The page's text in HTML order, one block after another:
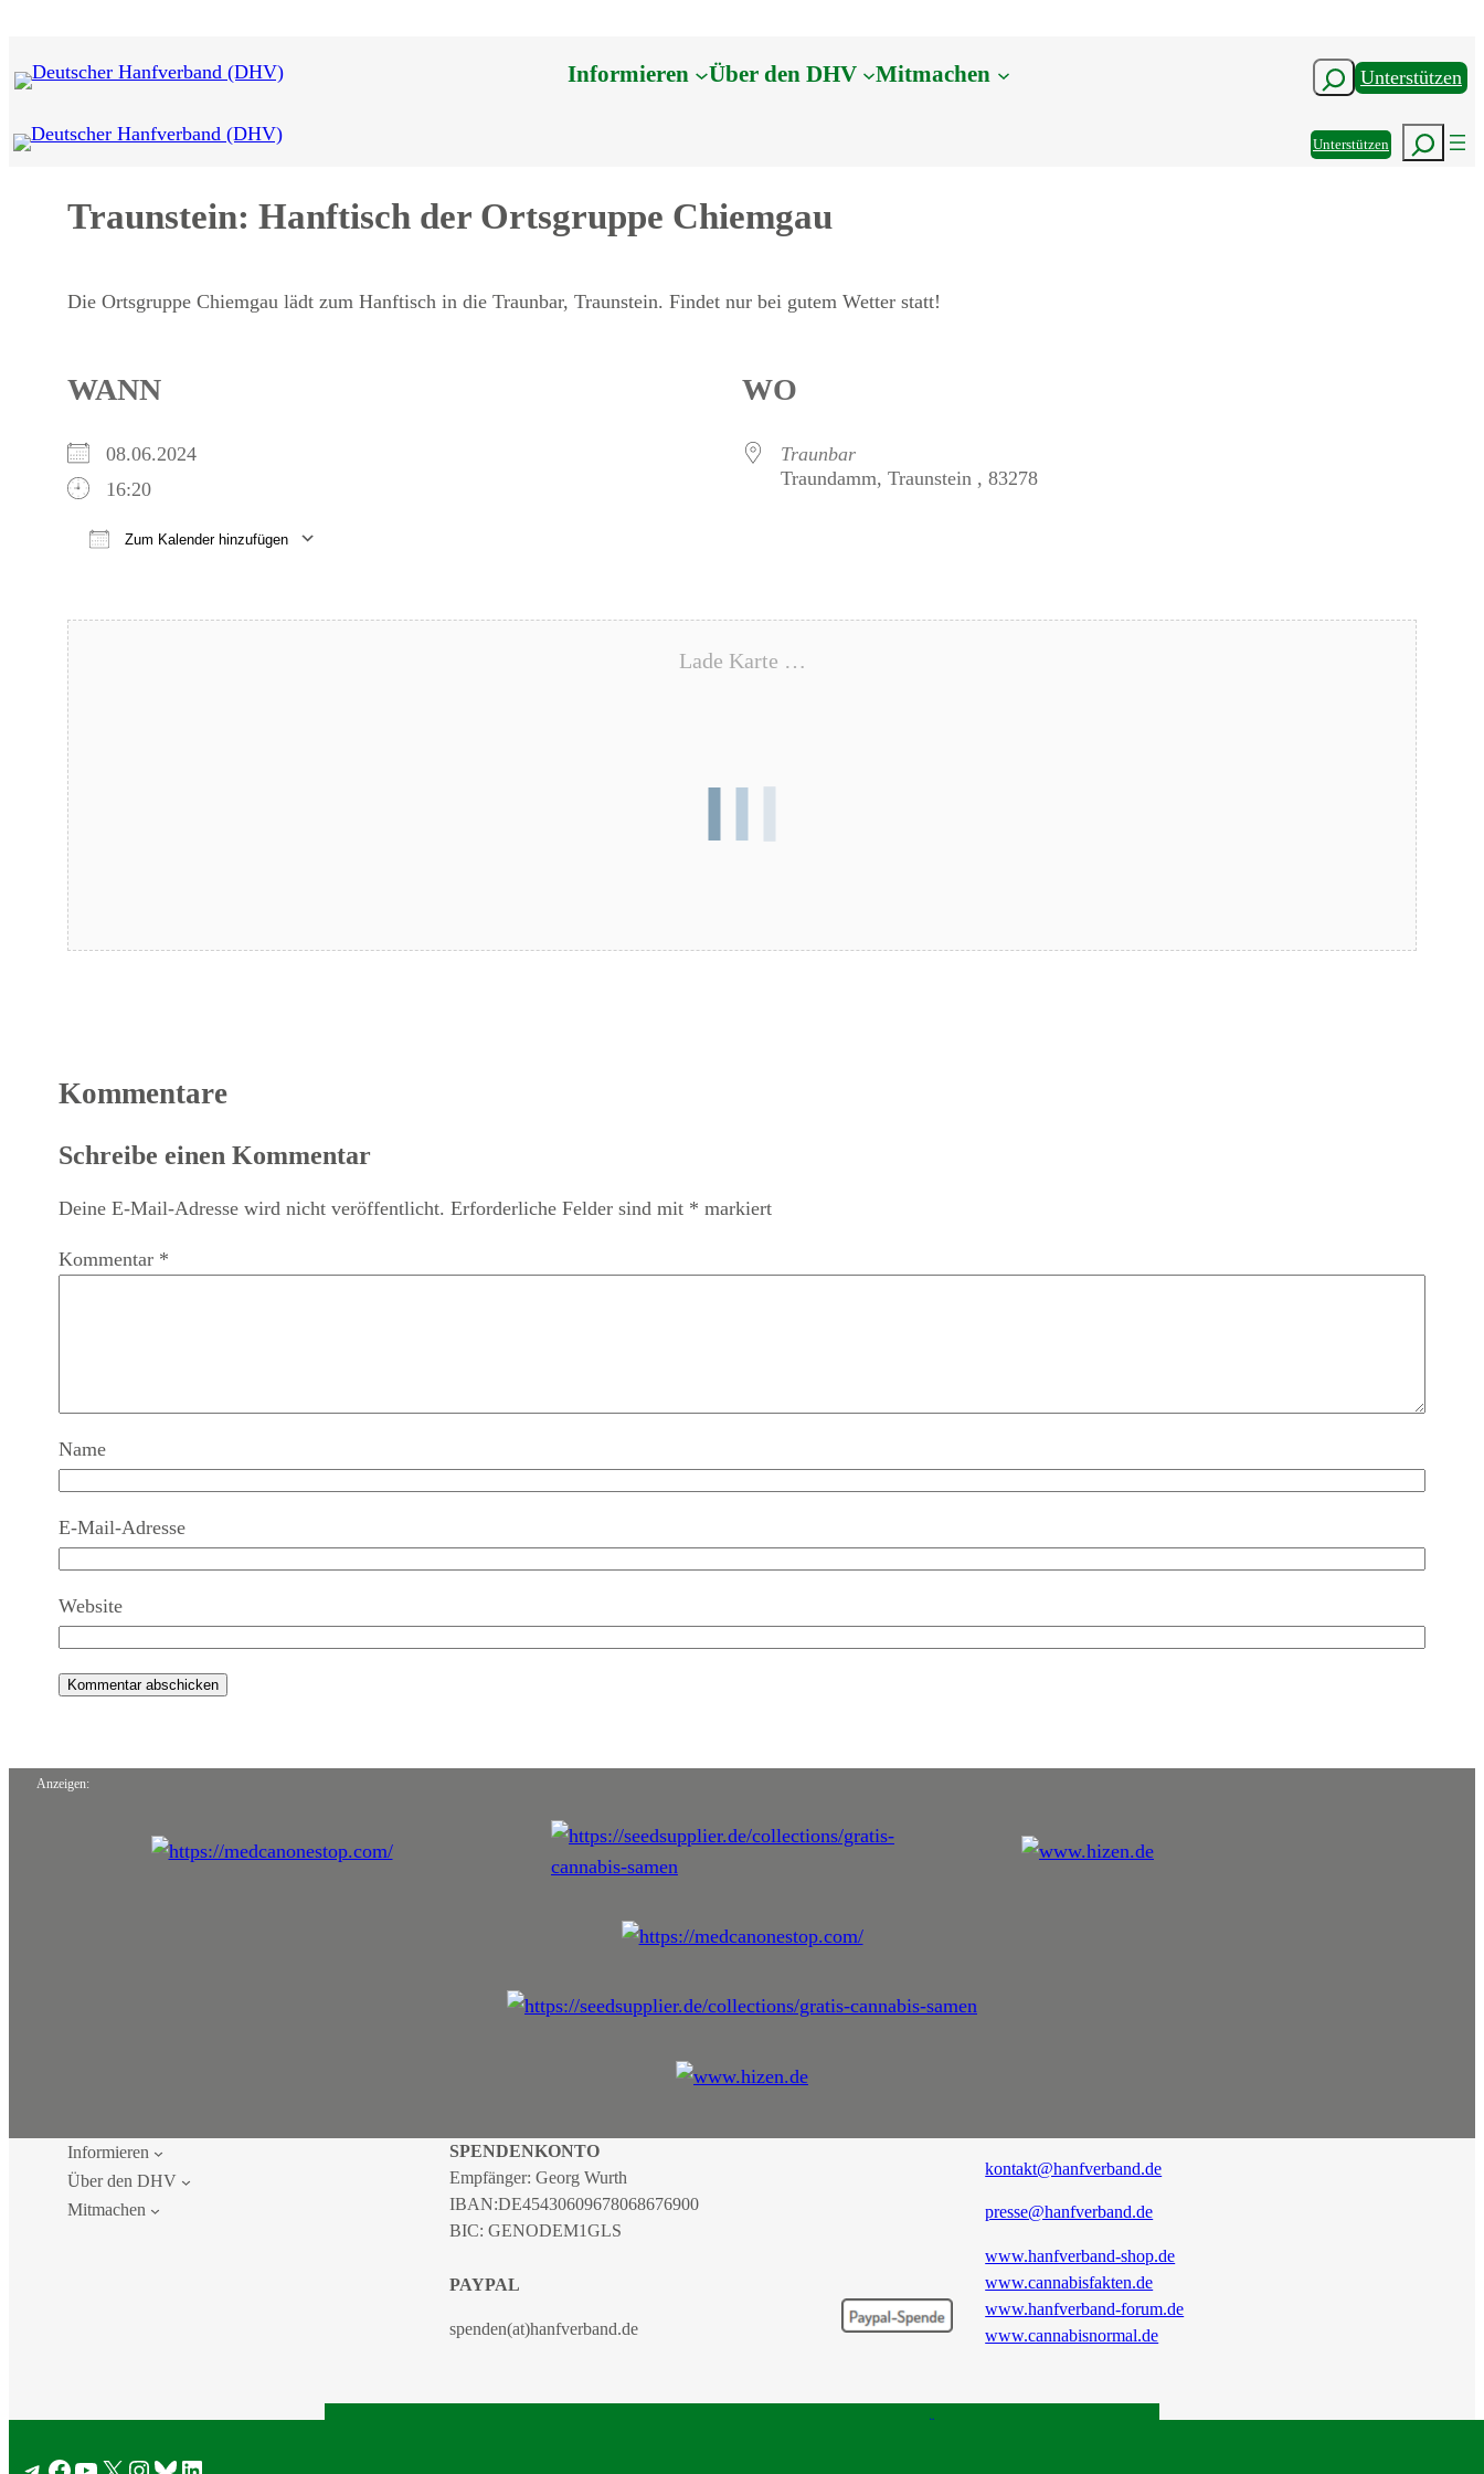
springen
Informieren Über den DHV Mitmachen SuchenUnterstützen
UnterstützenSuchen
Traunstein: Hanftisch der Ortsgruppe Chiemgau
Die Ortsgruppe Chiemgau lädt zum Hanftisch in die Traunbar, Traunstein. Findet nur bei gutem Wetter statt!
WANN
08.06.2024
16:20
Zum Kalender hinzufügen
WO
Traunbar
Traundamm, Traunstein , 83278
Lade Karte …
Kommentare
Schreibe einen Kommentar
Deine E-Mail-Adresse wird nicht veröffentlicht. Erforderliche Felder sind mit * markiert
Kommentar *
Name
E-Mail-Adresse
Website
Anzeigen:
Informieren
Über den DHV
Mitmachen
SPENDENKONTO
Empfänger: Georg Wurth
IBAN:DE45430609678068676900
BIC: GENODEM1GLS
PAYPAL
spenden(at)hanfverband.de
kontakt@hanfverband.de
presse@hanfverband.de
www.hanfverband-shop.de
www.cannabisfakten.de
www.hanfverband-forum.de
www.cannabisnormal.de